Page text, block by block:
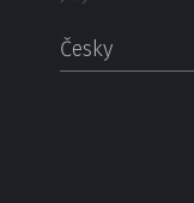
Česky